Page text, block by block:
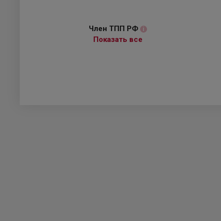
Член ТПП РФ i
Показать все